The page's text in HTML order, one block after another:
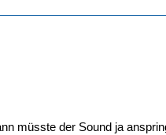
müsste der Sound ja